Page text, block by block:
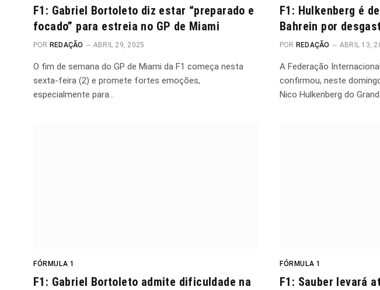
F1: Gabriel Bortoleto diz estar “preparado e
focado” para estreia no GP de Miami
POR REDAÇÃO ABRIL 29, 2025
O fim de semana do GP de Miami da F1 começa nesta
sexta-feira (2) e promete fortes emoções,
especialmente para…
F1: Hulkenberg é
Bahrein por
POR REDAÇÃO ABRIL 13,
A Federação
confirmou, neste
Nico Hulkenberg do
FÓRMULA 1
F1: Gabriel Bortoleto admite dificuldade na
FÓRMULA 1
F1: Sauber levará